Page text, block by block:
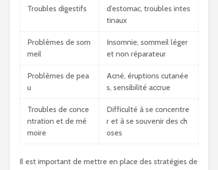
Troubles digestifs
d’estomac, troubles intes
tinaux
Problèmes de som
meil
Insomnie, sommeil léger
et non réparateur
Problèmes de pea
u
Acné, éruptions cutanée
s, sensibilité accrue
Troubles de conce
ntration et de mé
moire
Difficulté à se concentre
r et à se souvenir des ch
oses
Il est important de mettre en place des stratégies de